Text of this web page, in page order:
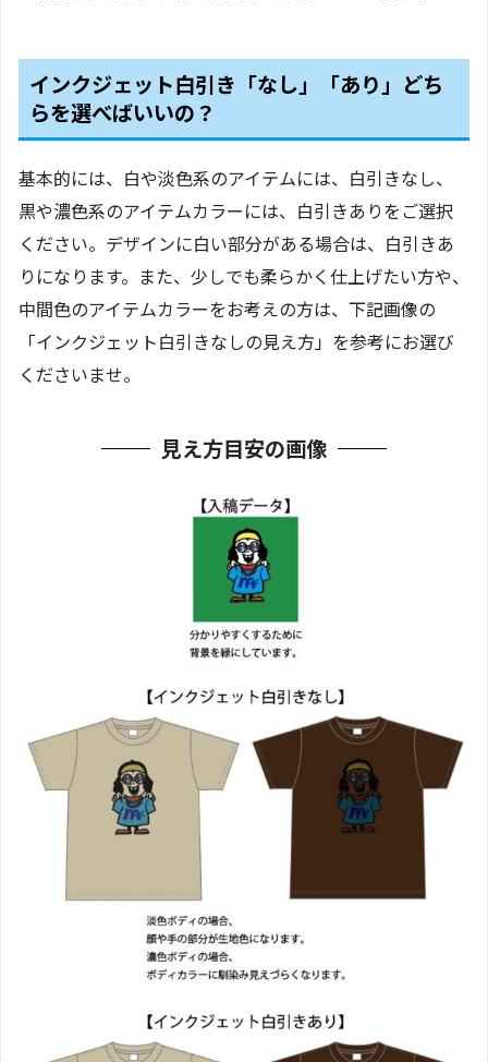
インクジェット白引き「なし」「あり」どち
らを選べばいいの？
基本的には、白や淡色系のアイテムには、白引きなし、
黒や濃色系のアイテムカラーには、白引きありをご選択
ください。デザインに白い部分がある場合は、白引きあ
りになります。また、少しでも柔らかく仕上げたい方や、
中間色のアイテムカラーをお考えの方は、下記画像の
「インクジェット白引きなしの見え方」を参考にお選び
くださいませ。
見え方目安の画像